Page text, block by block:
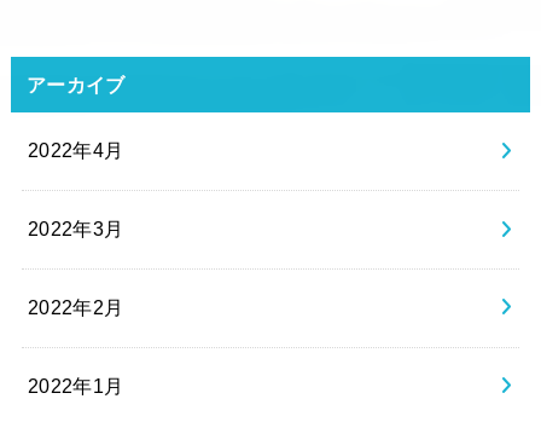
アーカイブ
2022年4月
2022年3月
2022年2月
2022年1月